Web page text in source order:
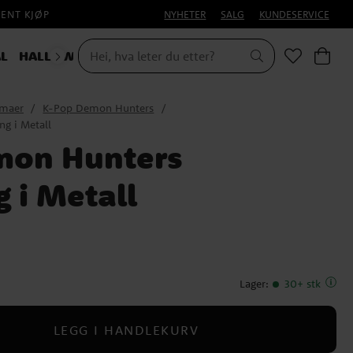
KJØP NYHETER SALG KUNDESERVICE
HALLOWEEN
K-Pop Demon Hunters
i Metall
Hunters
i Metall
Lager: 30+ stk
LEGG I HANDLEKURV